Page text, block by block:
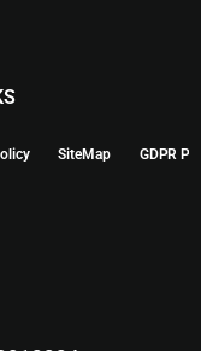
SiteMap GDPR